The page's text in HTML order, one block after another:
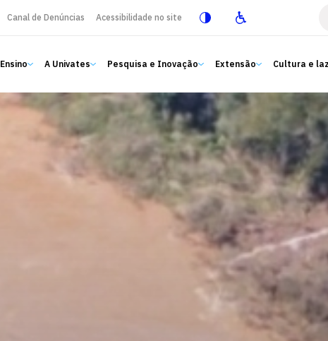
Canal de Denúncias Acessibilidade no site
Ensino A Univates Pesquisa e Inovação Extensão Cultura e